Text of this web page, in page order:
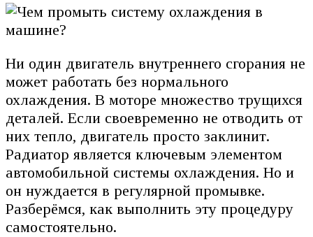
Ни один двигатель внутреннего сгорания не
может работать без нормального
охлаждения. В моторе множество трущихся
деталей. Если своевременно не отводить от
них тепло, двигатель просто заклинит.
Радиатор является ключевым элементом
автомобильной системы охлаждения. Но и
он нуждается в регулярной промывке.
Разберёмся, как выполнить эту процедуру
самостоятельно.